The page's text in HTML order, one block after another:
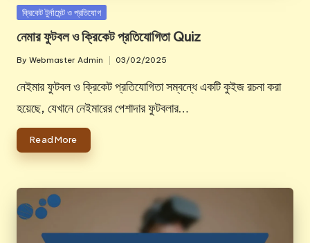
Posted
ক্রিকেট টুর্নামেন্ট ও প্রতিযোগ
নেমার ফুটবল ও ক্রিকেট প্রতিযোগিতা Quiz
Posted
by
By Webmaster Admin 03/02/2025
নেইমার ফুটবল ও ক্রিকেট প্রতিযোগিতা সম্বন্ধে একটি কুইজ রচনা করা
হয়েছে, যেখানে নেইমারের পেশাদার ফুটবলার…
Read More